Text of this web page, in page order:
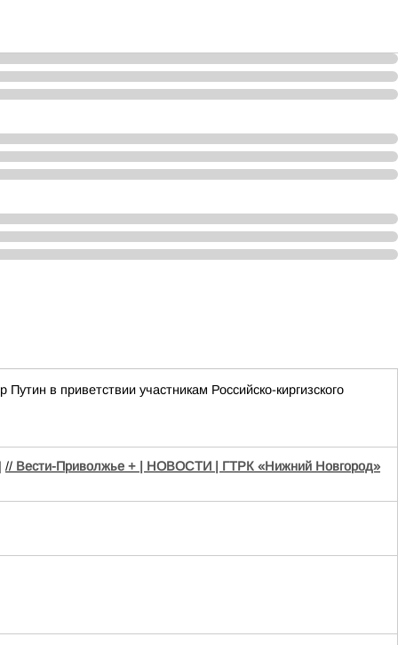
в приветствии участникам Российско-киргизского
| // Вести-Приволжье + | НОВОСТИ | ГТРК «Нижний Новгород»